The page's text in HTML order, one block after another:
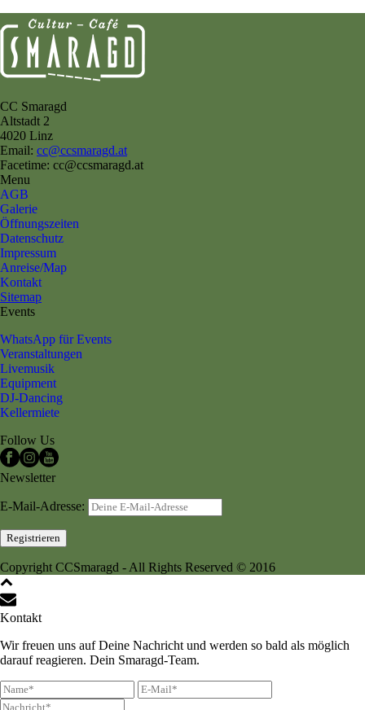
CC Smaragd
Altstadt 2
4020 Linz
Email: cc@ccsmaragd.at
Facetime: cc@ccsmaragd.at
Menu
AGB
Galerie
Öffnungszeiten
Datenschutz
Impressum
Anreise/Map
Kontakt
Sitemap
Events
WhatsApp für Events
Veranstaltungen
Livemusik
Equipment
DJ-Dancing
Kellermiete
Follow Us
Newsletter
E-Mail-Adresse:
Copyright CCSmaragd - All Rights Reserved © 2016
Kontakt
Wir freuen uns auf Deine Nachricht und werden so bald als möglich
darauf reagieren. Dein Smaragd-Team.